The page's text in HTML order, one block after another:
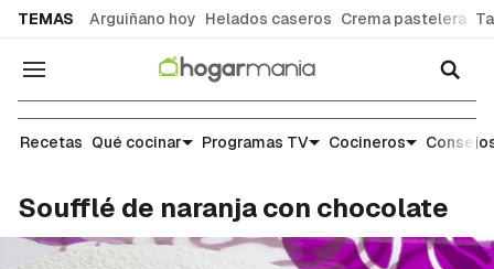
TEMAS Arguiñano hoy Helados caseros Crema pastelera
Navegación
Recetas
Recetas Qué cocinar Programas TV Cocineros
Soufflé de naranja con chocolate